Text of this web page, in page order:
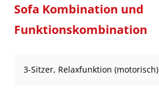
Sofa Kombination und
Funktionskombination
3-Sitzer, Relaxfunktion (motorisch)